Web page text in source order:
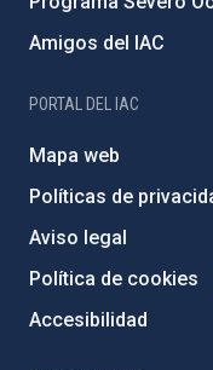
Amigos del IAC
PORTAL DEL IAC
Mapa web
Políticas de
Aviso legal
Política de cookies
Accesibilidad